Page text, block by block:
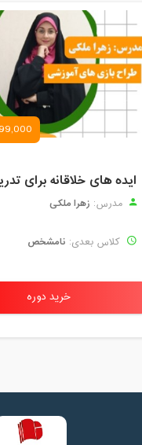
99,000 تومان
ایده های خلاقانه برای
مدرس: زهرا ملکی
کلاس بعدی: نامشخص
خرید دوره